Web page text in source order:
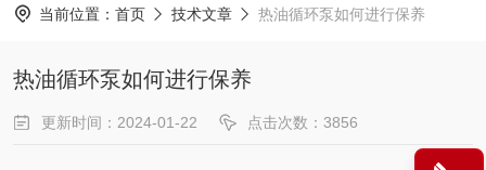
当前位置： 首页 技术文章 热油循环泵如何进行保养
热油循环泵如何进行保养
更新时间：2024-01-22 点击次数：3856